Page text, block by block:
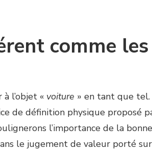
comme les
l’objet « voiture » en tant que tel.
de définition physique proposé
l’importance de la bonne
le jugement de valeur porté